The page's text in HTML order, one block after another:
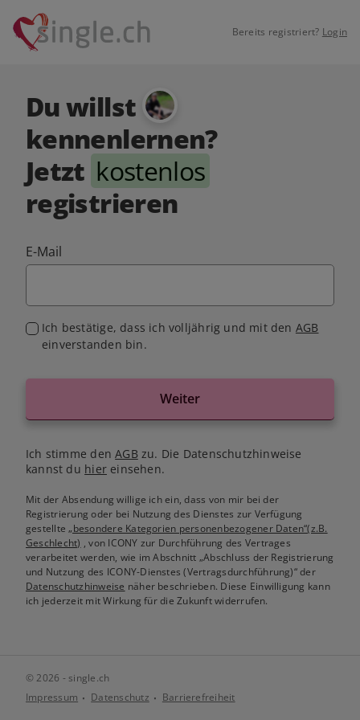
Bereits registriert? Login
Du willst
kennenlernen?
Jetzt kostenlos
registrieren
E-Mail
Ich bestätige, dass ich volljährig und mit den AGB
einverstanden bin.
Weiter
Ich stimme denAGB zu. Die Datenschutzhinweise
kannst du hiereinsehen.
Mit der Absendung willige ich ein, dass von mir bei der
Registrierung oder bei Nutzung des Dienstes zur Verfügung
gestellte„besondere Kategorien personenbezogener Daten“(z.B.
Geschlecht) , von ICONY zur Durchführung des Vertrages
verarbeitet werden, wie im Abschnitt „Abschluss der Registrierung
und Nutzung des ICONY-Dienstes (Vertragsdurchführung)“ der
Datenschutzhinweise näher beschrieben. Diese Einwilligung kann
ich jederzeit mit Wirkung für die Zukunft widerrufen.
© 2026 - single.ch
Impressum
Datenschutz Barrierefreiheit